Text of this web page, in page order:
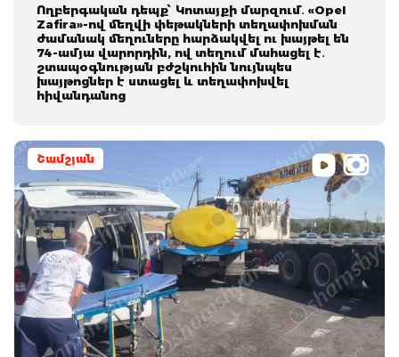
Ողբերգական դեպք՝ Կոտայքի մարզում․ «Opel
Zafira»-ով մեղվի փեթակների տեղափոխման
ժամանակ մեղուները հարձակվել ու խայթել են
74-ամյա վարորդին, ով տեղում մահացել է․
շտապօգնության բժշկուհին նույնպես
խայթոցներ է ստացել և տեղափոխվել
հիվանդանոց
Շամշյան